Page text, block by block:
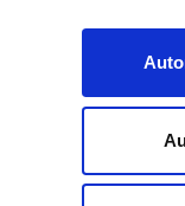
English